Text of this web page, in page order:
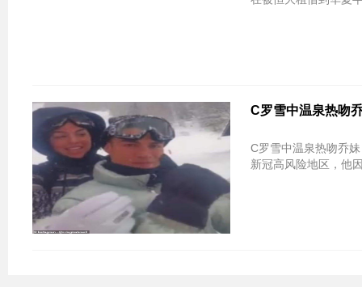
C罗雪中温泉热吻
C罗雪中温泉热吻乔
新冠高风险地区，他